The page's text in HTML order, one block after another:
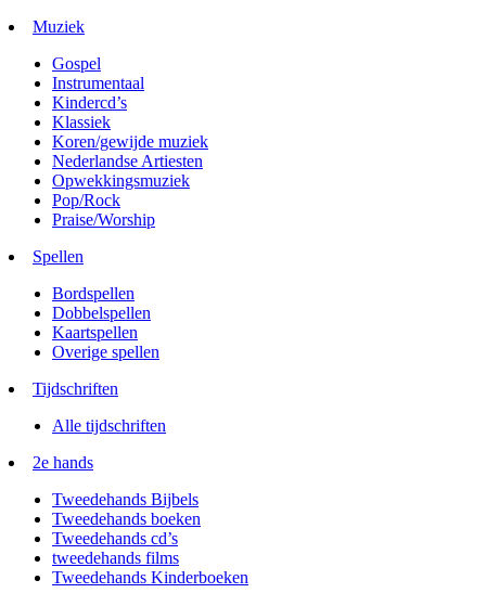
Muziek
Gospel
Instrumentaal
Kindercd’s
Klassiek
Koren/gewijde muziek
Nederlandse Artiesten
Opwekkingsmuziek
Pop/Rock
Praise/Worship
Spellen
Bordspellen
Dobbelspellen
Kaartspellen
Overige spellen
Tijdschriften
Alle tijdschriften
2e hands
Tweedehands Bijbels
Tweedehands boeken
Tweedehands cd’s
tweedehands films
Tweedehands Kinderboeken